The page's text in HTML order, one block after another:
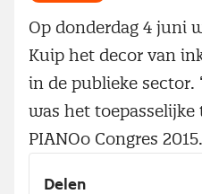
Op donderdag 4 juni
Kuip het decor van
in de publieke sector.
was het
PIANOo Congres 2015.
Delen